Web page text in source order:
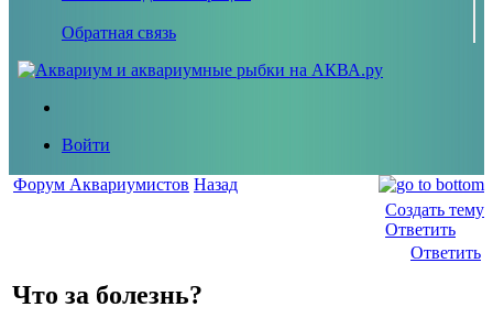
Обратная связь
Войти
Форум Аквариумистов Назад
Создать тему
Ответить
Ответить
Что за болезнь?